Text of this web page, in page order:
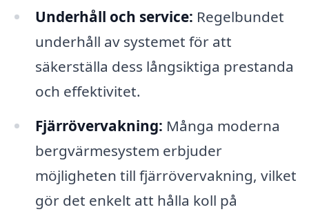
Underhåll och service: Regelbundet
underhåll av systemet för att
säkerställa dess långsiktiga prestanda
och effektivitet.
Fjärrövervakning: Många moderna
bergvärmesystem erbjuder
möjligheten till fjärrövervakning, vilket
gör det enkelt att hålla koll på